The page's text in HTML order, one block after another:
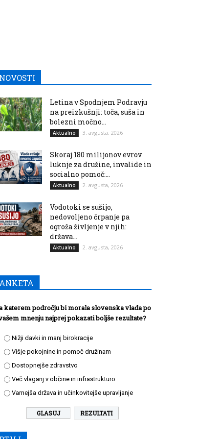
Letina v Spodnjem Podravju
na preizkušnji: toča, suša in
bolezni močno...
Aktualno 3. avgusta, 2026
Skoraj 180 milijonov evrov
luknje za družine, invalide in
socialno pomoč:...
Aktualno 2. avgusta, 2026
Vodotoki se sušijo,
nedovoljeno črpanje pa
ogroža življenje v njih:
država...
Aktualno 2. avgusta, 2026
katerem področju bi morala slovenska vlada po
mnenju najprej pokazati boljše rezultate?
Nižji davki in manj birokracije
Višje pokojnine in pomoč družinam
Dostopnejše zdravstvo
Več vlaganj v občine in infrastrukturo
Varnejša država in učinkovitejše upravljanje
REZULTATI